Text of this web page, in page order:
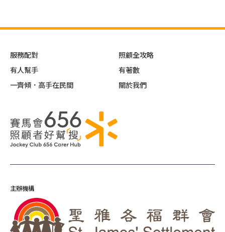
主辦機構
服務配對
有人幫手
一齊傾．高手在民間
照顧全攻略
有著數
關於我們